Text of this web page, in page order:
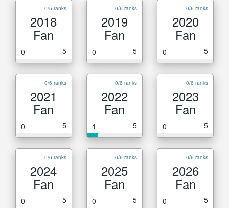
0/5 ranks
2018
Fan
0 5
0/6 ranks
2019
Fan
0 5
0/6 ranks
2020
Fan
0 5
0/6 ranks
2021
Fan
0 5
0/6 ranks
2022
Fan
1 5
0/6 ranks
2023
Fan
0 5
0/6 ranks
2024
Fan
0 5
0/6 ranks
2025
Fan
0 5
0/6 ranks
2026
Fan
0 5